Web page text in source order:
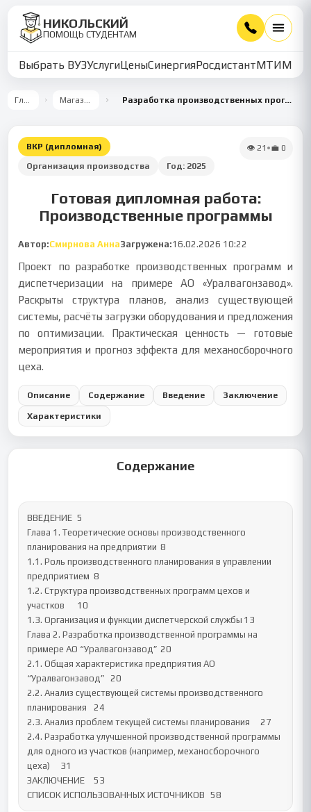
НИКОЛЬСКИЙ
ПОМОЩЬ СТУДЕНТАМ
Выбрать ВУЗУслугиЦеныСинергияРосдистантМТИММУ
Главная Магазин работ Разработка производственных программ для цехов и участков на примере АО Уралвагонзавод
ВКР (дипломная)
Организация производства
Год: 2025
👁 21 •💼 0
Готовая дипломная работа:
Производственные программы
Автор:Смирнова АннаЗагружена:16.02.2026 10:22
Проект по разработке производственных программ и
диспетчеризации на примере АО «Уралвагонзавод».
Раскрыты структура планов, анализ существующей
системы, расчёты загрузки оборудования и предложения
по оптимизации. Практическая ценность — готовые
мероприятия и прогноз эффекта для механосборочного
цеха.
Описание Содержание Введение Заключение
Характеристики
Содержание
ВВЕДЕНИЕ	5
Глава 1. Теоретические основы производственного
планирования на предприятии	8
1.1. Роль производственного планирования в управлении
предприятием	8
1.2. Структура производственных программ цехов и
участков	10
1.3. Организация и функции диспетчерской службы	13
Глава 2. Разработка производственной программы на
примере АО “Уралвагонзавод”	20
2.1. Общая характеристика предприятия АО
“Уралвагонзавод”	20
2.2. Анализ существующей системы производственного
планирования	24
2.3. Анализ проблем текущей системы планирования	27
2.4. Разработка улучшенной производственной программы
для одного из участков (например, механосборочного
цеха)	31
ЗАКЛЮЧЕНИЕ	53
СПИСОК ИСПОЛЬЗОВАННЫХ ИСТОЧНИКОВ	58